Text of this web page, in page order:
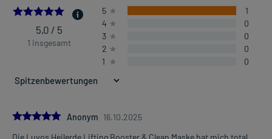
5.0
5,0 / 5
1 insgesamt
5
1
4
0
3
0
2
0
1
0
5.0Anonym 16.10.2025
Die Luvos Heilerde Lifting Booster & Clean Maske hat mich total